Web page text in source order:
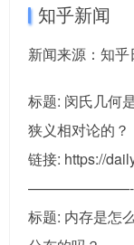
知乎新闻
新闻来源：知乎
标题: 闵氏几何
狭义相对论的？
链接: https://
———————-
标题: 内存是怎